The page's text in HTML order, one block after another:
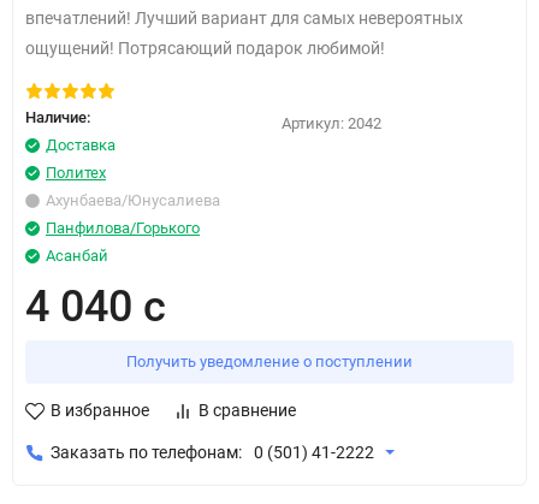
впечатлений! Лучший вариант для самых невероятных
ощущений! Потрясающий подарок любимой!
Наличие:
Доставка
Политех
Ахунбаева/Юнусалиева
Панфилова/Горького
Асанбай
Артикул: 2042
4 040 с
Получить уведомление о поступлении
В избранное В сравнение
Заказать по телефонам: 0 (501) 41-2222